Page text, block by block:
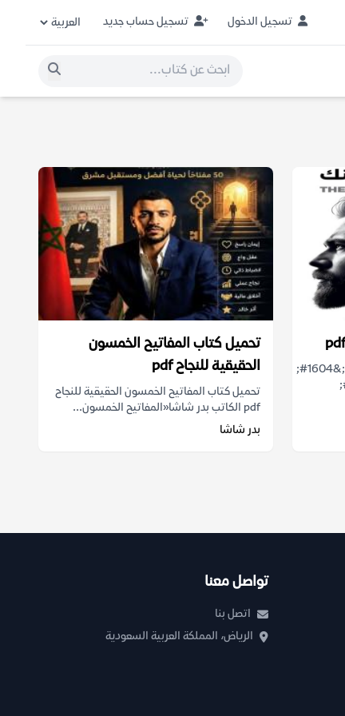
تسجيل الدخول تسجيل حساب جديد
&#1578;&#1581;&#1605;&#1610;&#1604;
&#1603;&#1578;&#1575;&#1576;
تحميل كتاب المفاتيح الخمسون
الحقيقية للنجاح pdf
تحميل كتاب المفاتيح الخمسون الحقيقية للنجاح
pdf الكاتب بدر شاشا«المفاتيح الخمسون...
بدر شاشا
تواصل معنا
اتصل بنا
الرياض، المملكة العربية السعودية